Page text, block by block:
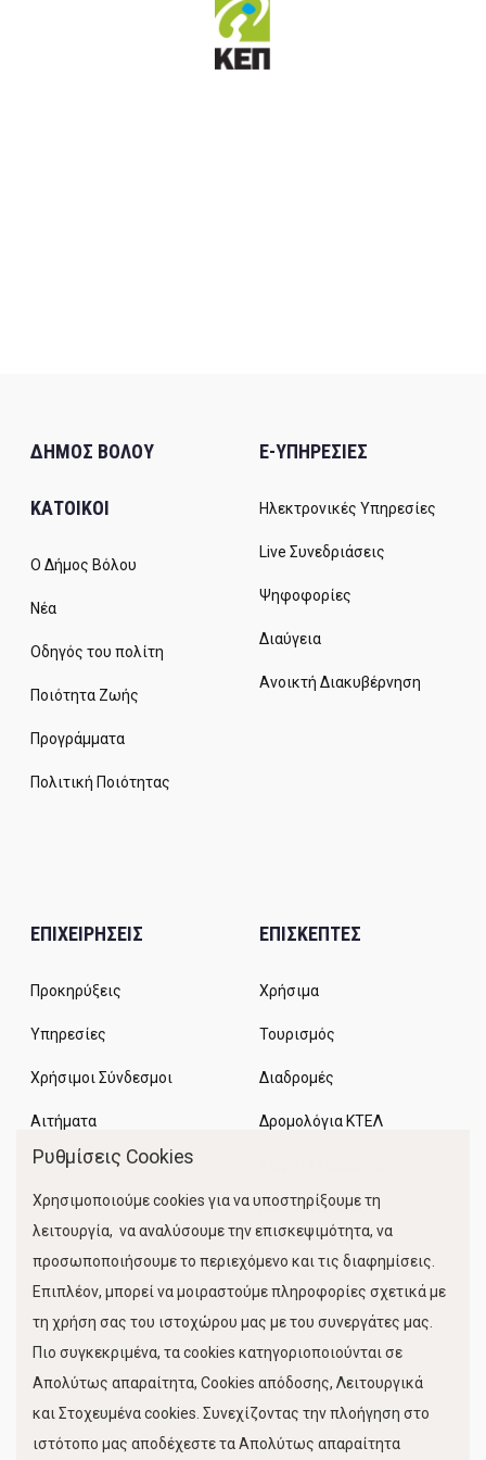
ΔΗΜΟΣ ΒΟΛΟΥ
ΚΑΤΟΙΚΟΙ
Ο Δήμος Βόλου
Νέα
Οδηγός του πολίτη
Ποιότητα Ζωής
Προγράμματα
Πολιτική Ποιότητας
E-ΥΠΗΡΕΣΙΕΣ
Ηλεκτρονικές Υπηρεσίες
Live Συνεδριάσεις
Ψηφοφορίες
Διαύγεια
Ανοικτή Διακυβέρνηση
ΕΠΙΧΕΙΡΗΣΕΙΣ
Προκηρύξεις
Υπηρεσίες
Χρήσιμοι Σύνδεσμοι
Αιτήματα
ΕΠΙΣΚΕΠΤΕΣ
Χρήσιμα
Τουρισμός
Διαδρομές
Δρομολόγια ΚΤΕΛ
Κίνηση Λιμένος
FOLLOW US
Ρυθμίσεις Cookies
Χρησιμοποιούμε cookies για να υποστηρίξουμε τη
λειτουργία, να αναλύσουμε την επισκεψιμότητα, να
προσωποποιήσουμε το περιεχόμενο και τις διαφημίσεις.
Επιπλέον, μπορεί να μοιραστούμε πληροφορίες σχετικά με
τη χρήση σας του ιστοχώρου μας με του συνεργάτες μας.
Πιο συγκεκριμένα, τα cookies κατηγοριοποιούνται σε
Απολύτως απαραίτητα, Cookies απόδοσης, Λειτουργικά
και Στοχευμένα cookies. Συνεχίζοντας την πλοήγηση στο
ιστότοπο μας αποδέχεστε τα Απολύτως απαραίτητα